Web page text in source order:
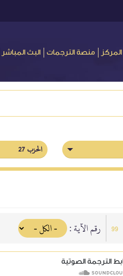
منصة الترجمات البث المباشر
الحزب 27
99 رقم الآية :
الترجمة الصوتية